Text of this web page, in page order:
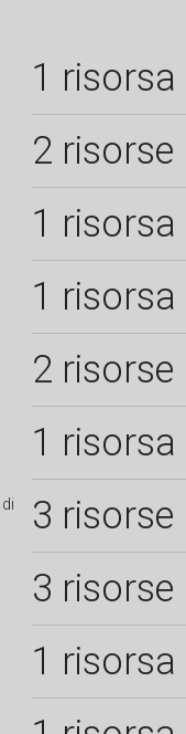
1 risorsa
2 risorse
1 risorsa
1 risorsa
2 risorse
1 risorsa
di 3 risorse
3 risorse
1 risorsa